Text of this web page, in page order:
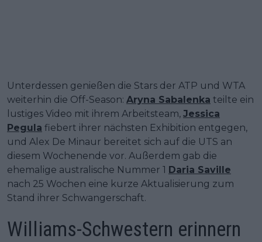
Unterdessen genießen die Stars der ATP und WTA
weiterhin die Off-Season: Aryna Sabalenka teilte ein
lustiges Video mit ihrem Arbeitsteam, Jessica
Pegula fiebert ihrer nächsten Exhibition entgegen,
und Alex De Minaur bereitet sich auf die UTS an
diesem Wochenende vor. Außerdem gab die
ehemalige australische Nummer 1 Daria Saville
nach 25 Wochen eine kurze Aktualisierung zum
Stand ihrer Schwangerschaft.
Williams-Schwestern erinnern